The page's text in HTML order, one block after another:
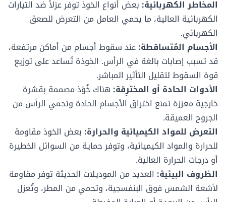
المخاطر الكهربائية: بعض أنواع الخوذ توفر عزلاً ضد التيارات
الكهربائية العالية، ما يحمي العامل من التعرض للصعق
الكهربائي.
الأجسام المُتساقطة:عند سقوط أجسام من أماكن مرتفعة،
قد تسبب إصابات بالغة في الرأس. الخوذة تُساعد على توزيع
قوة السقوط لتقليل التأثير المباشر.
الأدوات الحادة أو المخترِقة: هناك خُوَذ مصممة بقشرة
خارجية معززة تمنع اختراق الأجسام الحادة وتحمي الرأس من
الجروح العميقة.
التعرض للمواد الكيميائية والحرارة: بعض الخوذ مقاومة
للحرارة والمواد الكيميائية، وتوفر حماية من السوائل الخطيرة
أو درجات الحرارة العالية.
الظروف البيئية: العديد من الموديلات الحديثة توفر مقاومة
لأشعة الشمس فوق البنفسجية، وتحمي من المطر، وتُعزل